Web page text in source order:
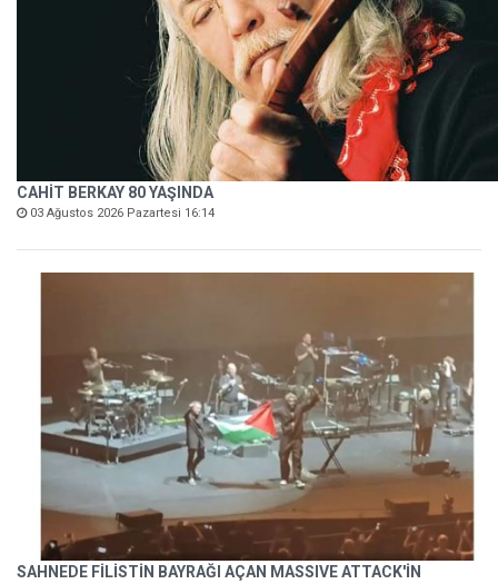
CAHİT BERKAY 80 YAŞINDA
03 Ağustos 2026 Pazartesi 16:14
SAHNEDE FİLİSTİN BAYRAĞI AÇAN MASSIVE ATTACK'İN